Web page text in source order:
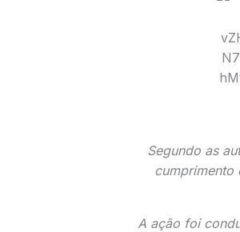
Segundo as
cumprimento
A ação foi